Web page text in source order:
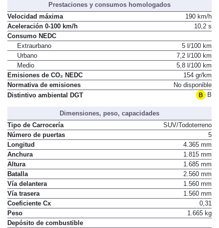
Prestaciones y consumos homologados
Velocidad máxima
190 km/h
Aceleración 0-100 km/h
10,2 s
Consumo NEDC
Extraurbano
5 l/100 km
Urbano
7,2 l/100 km
Medio
5,8 l/100 km
Emisiones de CO₂ NEDC
154 gr/km
Normativa de emisiones
No disponible
Distintivo ambiental DGT
B
Dimensiones, peso, capacidades
Tipo de Carrocería
SUV/Todoterreno
Número de puertas
5
Longitud
4.365 mm
Anchura
1.815 mm
Altura
1.685 mm
Batalla
2.560 mm
Vía delantera
1.560 mm
Vía trasera
1.560 mm
Coeficiente Cx
0,31
Peso
1.665 kg
Depósito de combustible